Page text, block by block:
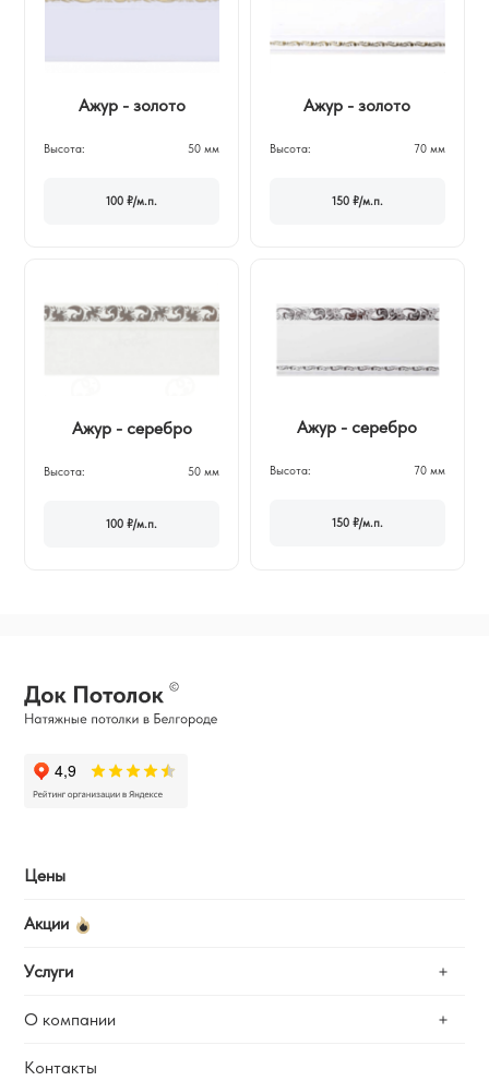
Ажур - золото
Высота: 50 мм
100 ₽/м.п.
Ажур - золото
Высота: 70 мм
150 ₽/м.п.
Ажур - серебро
Высота: 50 мм
100 ₽/м.п.
Ажур - серебро
Высота: 70 мм
150 ₽/м.п.
Цены
Акции
Услуги
Замер
О компании
Отзывы
Контакты